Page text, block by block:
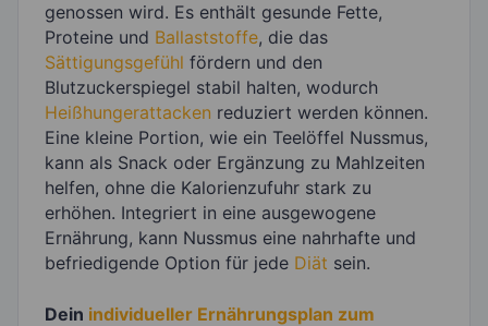
genossen wird. Es enthält gesunde Fette,
Proteine und Ballaststoffe, die das
Sättigungsgefühl fördern und den
Blutzuckerspiegel stabil halten, wodurch
Heißhungerattacken reduziert werden können.
Eine kleine Portion, wie ein Teelöffel Nussmus,
kann als Snack oder Ergänzung zu Mahlzeiten
helfen, ohne die Kalorienzufuhr stark zu
erhöhen. Integriert in eine ausgewogene
Ernährung, kann Nussmus eine nahrhafte und
befriedigende Option für jede Diät sein.
Dein individueller Ernährungsplan zum